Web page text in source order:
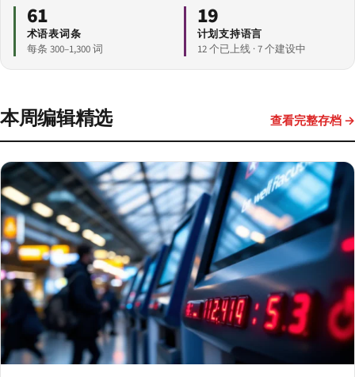
61
术语表词条
每条 300–1,300 词
19
计划支持语言
12 个已上线 · 7 个建设中
本周编辑精选 查看完整存档 →